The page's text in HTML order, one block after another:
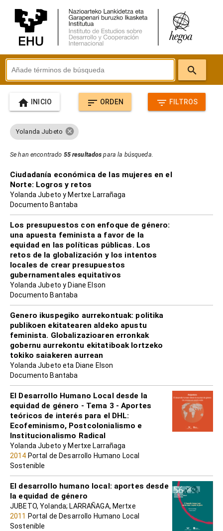
search
home INICIO sort ORDEN filter_list FILTROS
Yolanda Jubeto cancel
Se han encontrado 55 resultados para la búsqueda.
Ciudadanía económica de las mujeres en el
Norte: Logros y retos
Yolanda Jubeto y Mertxe Larrañaga
Documento Bantaba
Los presupuestos con enfoque de género:
una apuesta feminista a favor de la
equidad en las políticas públicas. Los
retos de la globalización y los intentos
locales de crear presupuestos
gubernamentales equitativos
Yolanda Jubeto y Diane Elson
Documento Bantaba
Genero ikuspegiko aurrekontuak: politika
publikoen ekitatearen aldeko apustu
feminista. Globalizazioaren erronkak
gobernu aurrekontu ekitatiboak lortzeko
tokiko saiakeren aurrean
Yolanda Jubeto eta Diane Elson
Documento Bantaba
El Desarrollo Humano Local desde la
equidad de género - Tema 3 - Aportes
teóricos de interés para el DHL:
Ecofeminismo, Postcolonialismo e
Institucionalismo Radical
Yolanda Jubeto y Mertxe Larrañaga
2014 Portal de Desarrollo Humano Local
Sostenible
El desarrollo humano local: aportes desde
la equidad de género
JUBETO, Yolanda; LARRAÑAGA, Mertxe
2011 Portal de Desarrollo Humano Local
Sostenible